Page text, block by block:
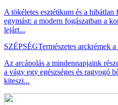
A tökéletes esztétikum és a
egymást: a modern fogászatban a
lejárt...
SZÉPSÉGTermészetes arckrémek
Az arcápolás a mindennapjaink
a vágy egy egészséges és ragyogó
kiteszi...